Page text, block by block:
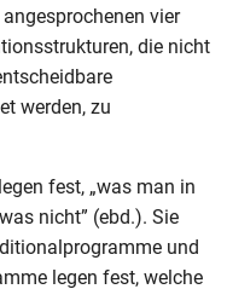
vier
die nicht
werden, zu
fest, „was man in
nicht” (ebd.). Sie
und
legen fest, welche